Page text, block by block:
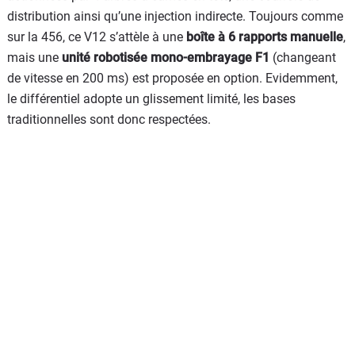
distribution ainsi qu’une injection indirecte. Toujours comme
sur la 456, ce V12 s’attèle à une boîte à 6 rapports manuelle,
mais une unité robotisée mono-embrayage F1 (changeant
de vitesse en 200 ms) est proposée en option. Evidemment,
le différentiel adopte un glissement limité, les bases
traditionnelles sont donc respectées.